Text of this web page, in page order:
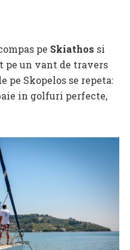
pe Skiathos si
pe un vant de travers
pe Skopelos se repeta:
in golfuri perfecte,